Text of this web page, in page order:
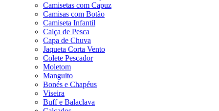
Camisetas com Capuz
Camisas com Botão
Camiseta Infantil
Calça de Pesca
Capa de Chuva
Jaqueta Corta Vento
Colete Pescador
Moletom
Manguito
Bonés e Chapéus
Viseira
Buff e Balaclava